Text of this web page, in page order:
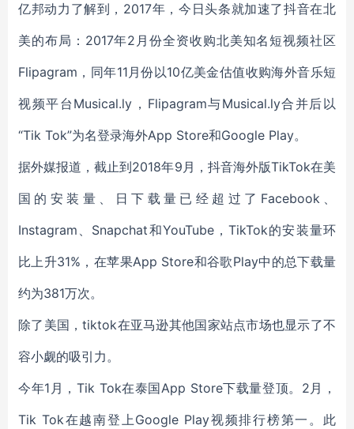
亿邦动力了解到，2017年，今日头条就加速了抖音在北
美的布局：2017年2月份全资收购北美知名短视频社区
Flipagram，同年11月份以10亿美金估值收购海外音乐短
视频平台Musical.ly，Flipagram与Musical.ly合并后以
“Tik Tok”为名登录海外App Store和Google Play。
据外媒报道，截止到2018年9月，抖音海外版TikTok在美
国的安装量、日下载量已经超过了Facebook、
Instagram、Snapchat和YouTube，TikTok的安装量环
比上升31%，在苹果App Store和谷歌Play中的总下载量
约为381万次。
除了美国，tiktok在亚马逊其他国家站点市场也显示了不
容小觑的吸引力。
今年1月，Tik Tok在泰国App Store下载量登顶。2月，
Tik Tok在越南登上Google Play视频排行榜第一。此